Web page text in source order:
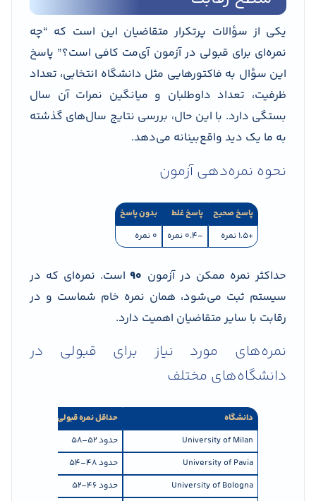
یکی از سؤالات پرتکرار متقاضیان این است که “چه
نمره‌ای برای قبولی در آزمون آی‌مت کافی است؟” پاسخ
این سؤال به فاکتورهایی مثل دانشگاه انتخابی، تعداد
ظرفیت، تعداد داوطلبان و میانگین نمرات آن سال
بستگی دارد. با این حال، بررسی نتایج سال‌های گذشته
به ما یک دید واقع‌بینانه می‌دهد.
نحوه نمره‌دهی آزمون
پاسخ صحیح پاسخ غلط
بدون پاسخ
+1.5 نمره
–0.4 نمره ۰ نمره
حداکثر نمره ممکن در آزمون ۹۰ است. نمره‌ای که در
سیستم ثبت می‌شود، همان نمره خام شماست و در
رقابت با سایر متقاضیان اهمیت دارد.
نمره‌های مورد نیاز برای قبولی در
دانشگاه‌های مختلف
دانشگاه
حداقل نمره قبولی Non-EU
University of Milan
حدود ۵۲–۵۸
University of Pavia
حدود ۴۸–۵۴
University of Bologna
حدود ۴۶–۵۲